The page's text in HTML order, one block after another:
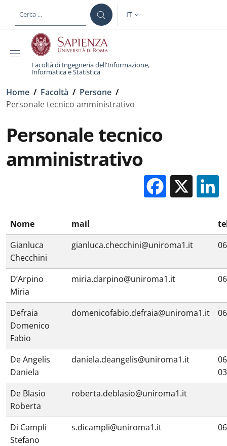
al contenuto principale
SELETTORE LINGUA:
IT
Facoltà di Ingegneria dell'Informazione,
Informatica e Statistica
Briciole di pane
Home / Facoltà / Persone /
Personale tecnico amministrativo
Personale tecnico
amministrativo
X
Nome mail
Gianluca
Checchini
gianluca.checchini@uniroma1.it
D’Arpino
Miria
miria.darpino@uniroma1.it
Defraia
Domenico
Fabio
domenicofabio.defraia@uniroma1.it
De Angelis
Daniela
daniela.deangelis@uniroma1.it
De Blasio
Roberta
roberta.deblasio@uniroma1.it
Di Campli
Stefano
s.dicampli@uniroma1.it